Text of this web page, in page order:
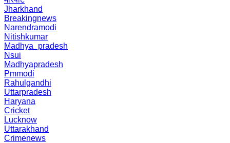
Jharkhand
Breakingnews
Narendramodi
Nitishkumar
Madhya_pradesh
Nsui
Madhyapradesh
Pmmodi
Rahulgandhi
Uttarpradesh
Haryana
Cricket
Lucknow
Uttarakhand
Crimenews